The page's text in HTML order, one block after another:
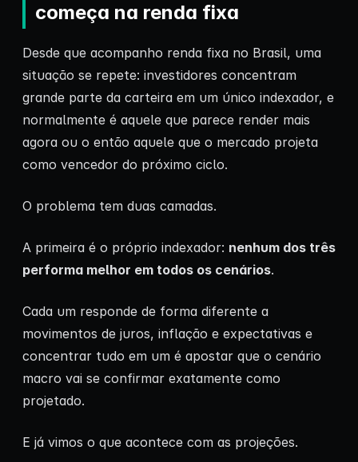
começa na renda fixa
Desde que acompanho renda fixa no Brasil, uma
situação se repete: investidores concentram
grande parte da carteira em um único indexador, e
normalmente é aquele que parece render mais
agora ou o então aquele que o mercado projeta
como vencedor do próximo ciclo.
O problema tem duas camadas.
A primeira é o próprio indexador: nenhum dos três
performa melhor em todos os cenários.
Cada um responde de forma diferente a
movimentos de juros, inflação e expectativas e
concentrar tudo em um é apostar que o cenário
macro vai se confirmar exatamente como
projetado.
E já vimos o que acontece com as projeções.